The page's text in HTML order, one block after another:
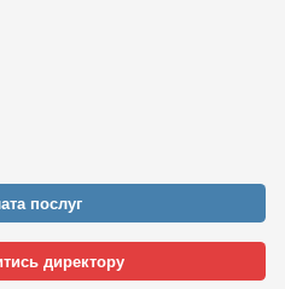
послуг
директору